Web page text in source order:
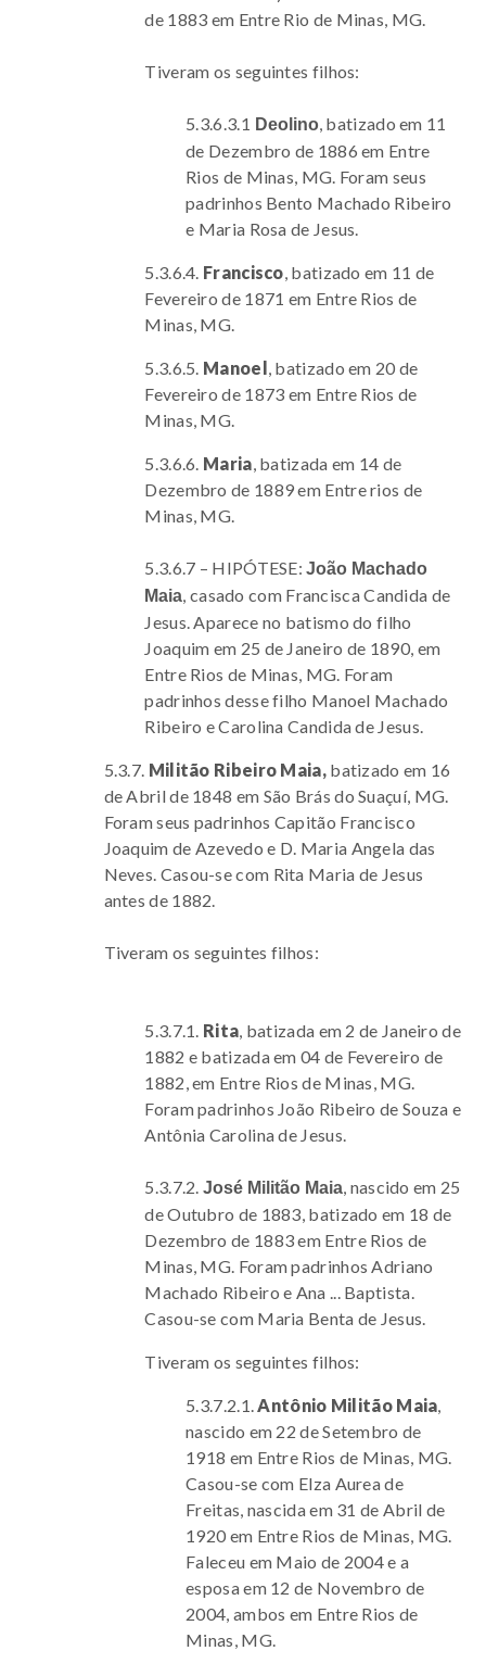
de 1883 em Entre Rio de Minas, MG.
Tiveram os seguintes filhos:
5.3.6.3.1 Deolino, batizado em 11
de Dezembro de 1886 em Entre
Rios de Minas, MG. Foram seus
padrinhos Bento Machado Ribeiro
e Maria Rosa de Jesus.
5.3.6.4. Francisco, batizado em 11 de
Fevereiro de 1871 em Entre Rios de
Minas, MG.
5.3.6.5. Manoel , batizado em 20 de
Fevereiro de 1873 em Entre Rios de
Minas, MG.
5.3.6.6. Maria, batizada em 14 de
Dezembro de 1889 em Entre rios de
Minas, MG.
5.3.6.7 – HIPÓTESE:João Machado
Maia, casado com Francisca Candida de
Jesus. Aparece no batismo do filho
Joaquim em 25 de Janeiro de 1890, em
Entre Rios de Minas, MG. Foram
padrinhos desse filho Manoel Machado
Ribeiro e Carolina Candida de Jesus.
5.3.7. Militão Ribeiro Maia, batizado em 16
de Abril de 1848 em São Brás do Suaçuí, MG.
Foram seus padrinhos Capitão Francisco
Joaquim de Azevedo e D. Maria Angela das
Neves. Casou-se com Rita Maria de Jesus
antes de 1882.
Tiveram os seguintes filhos:
5.3.7.1. Rita, batizada em 2 de Janeiro de
1882 e batizada em 04 de Fevereiro de
1882, em Entre Rios de Minas, MG.
Foram padrinhos João Ribeiro de Souza e
Antônia Carolina de Jesus.
5.3.7.2.José Militão Maia, nascido em 25
de Outubro de 1883, batizado em 18 de
Dezembro de 1883 em Entre Rios de
Minas, MG. Foram padrinhos Adriano
Machado Ribeiro e Ana ... Baptista.
Casou-se com Maria Benta de Jesus.
Tiveram os seguintes filhos:
5.3.7.2.1.Antônio Militão Maia,
nascido em 22 de Setembro de
1918 em Entre Rios de Minas, MG.
Casou-se com Elza Aurea de
Freitas, nascida em 31 de Abril de
1920 em Entre Rios de Minas, MG.
Faleceu em Maio de 2004 e a
esposa em 12 de Novembro de
2004, ambos em Entre Rios de
Minas, MG.